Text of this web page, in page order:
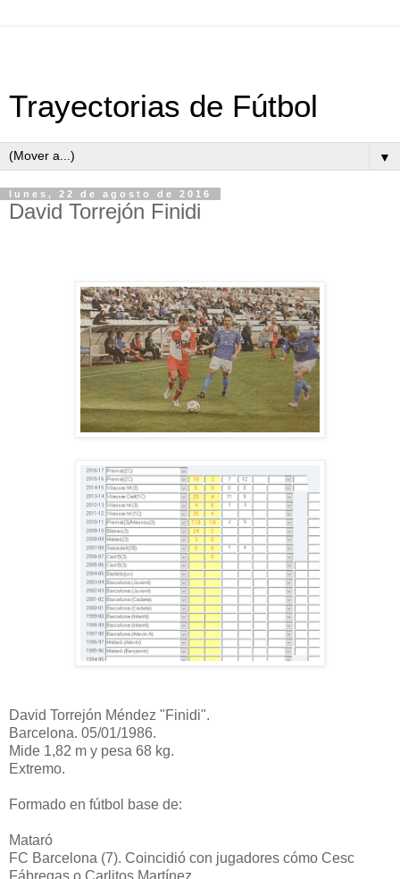
Trayectorias de Fútbol
▼
lunes, 22 de agosto de 2016
David Torrejón Finidi
David Torrejón Méndez "Finidi".
Barcelona. 05/01/1986.
Mide 1,82 m y pesa 68 kg.
Extremo.
Formado en fútbol base de:
Mataró
FC Barcelona (7). Coincidió con jugadores cómo Cesc
Fábregas o Carlitos Martínez.